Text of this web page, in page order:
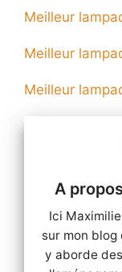
Meilleur
Meilleur
Meilleur
Ici
sur mon blog
y aborde